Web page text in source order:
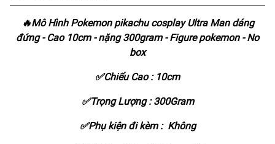
🔥Mô Hình Pokemon pikachu cosplay Ultra Man dáng
đứng - Cao 10cm - nặng 300gram - Figure pokemon - No
box
✅Chiếu Cao : 10cm
✅Trọng Lượng : 300Gram
✅Phụ kiện đi kèm : Không